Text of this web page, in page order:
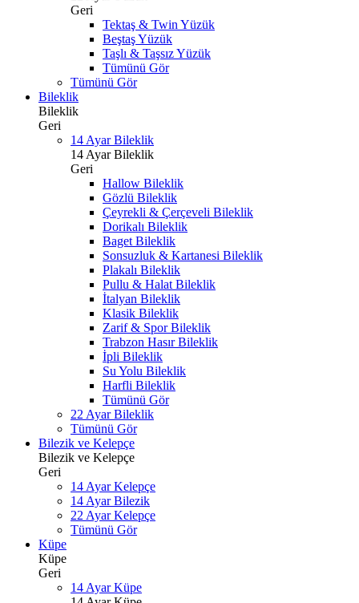
Geri
Tektaş & Twin Yüzük
Beştaş Yüzük
Taşlı & Taşsız Yüzük
Tümünü Gör
Tümünü Gör
Bileklik
Bileklik
Geri
14 Ayar Bileklik
14 Ayar Bileklik
Geri
Hallow Bileklik
Gözlü Bileklik
Çeyrekli & Çerçeveli Bileklik
Dorikalı Bileklik
Baget Bileklik
Sonsuzluk & Kartanesi Bileklik
Plakalı Bileklik
Pullu & Halat Bileklik
İtalyan Bileklik
Klasik Bileklik
Zarif & Spor Bileklik
Trabzon Hasır Bileklik
İpli Bileklik
Su Yolu Bileklik
Harfli Bileklik
Tümünü Gör
22 Ayar Bileklik
Tümünü Gör
Bilezik ve Kelepçe
Bilezik ve Kelepçe
Geri
14 Ayar Kelepçe
14 Ayar Bilezik
22 Ayar Kelepçe
Tümünü Gör
Küpe
Küpe
Geri
14 Ayar Küpe